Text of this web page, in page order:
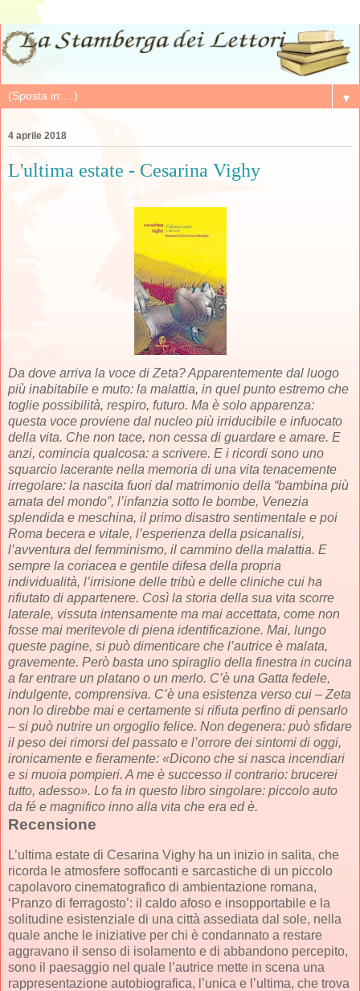
▼
4 aprile 2018
L'ultima estate - Cesarina Vighy
Da dove arriva la voce di Zeta? Apparentemente dal luogo
più inabitabile e muto: la malattia, in quel punto estremo che
toglie possibilità, respiro, futuro. Ma è solo apparenza:
questa voce proviene dal nucleo più irriducibile e infuocato
della vita. Che non tace, non cessa di guardare e amare. E
anzi, comincia qualcosa: a scrivere. E i ricordi sono uno
squarcio lacerante nella memoria di una vita tenacemente
irregolare: la nascita fuori dal matrimonio della “bambina più
amata del mondo”, l’infanzia sotto le bombe, Venezia
splendida e meschina, il primo disastro sentimentale e poi
Roma becera e vitale, l’esperienza della psicanalisi,
l’avventura del femminismo, il cammino della malattia. E
sempre la coriacea e gentile difesa della propria
individualità, l’irrisione delle tribù e delle cliniche cui ha
rifiutato di appartenere. Così la storia della sua vita scorre
laterale, vissuta intensamente ma mai accettata, come non
fosse mai meritevole di piena identificazione. Mai, lungo
queste pagine, si può dimenticare che l’autrice è malata,
gravemente. Però basta uno spiraglio della finestra in cucina
a far entrare un platano o un merlo. C’è una Gatta fedele,
indulgente, comprensiva. C’è una esistenza verso cui – Zeta
non lo direbbe mai e certamente si rifiuta perfino di pensarlo
– si può nutrire un orgoglio felice. Non degenera: può sfidare
il peso dei rimorsi del passato e l’orrore dei sintomi di oggi,
ironicamente e fieramente: «Dicono che si nasca incendiari
e si muoia pompieri. A me è successo il contrario: brucerei
tutto, adesso». Lo fa in questo libro singolare: piccolo auto
da fé e magnifico inno alla vita che era ed è.
Recensione
L’ultima estate di Cesarina Vighy ha un inizio in salita, che
ricorda le atmosfere soffocanti e sarcastiche di un piccolo
capolavoro cinematografico di ambientazione romana,
‘Pranzo di ferragosto’: il caldo afoso e insopportabile e la
solitudine esistenziale di una città assediata dal sole, nella
quale anche le iniziative per chi è condannato a restare
aggravano il senso di isolamento e di abbandono percepito,
sono il paesaggio nel quale l’autrice mette in scena una
rappresentazione autobiografica, l’unica e l’ultima, che trova